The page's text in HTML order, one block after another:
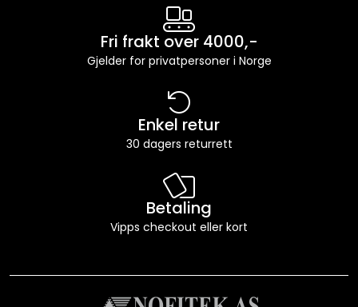
Fri frakt over 4000,-
Gjelder for privatpersoner i Norge
Enkel retur
30 dagers returrett
Betaling
Vipps checkout eller kort